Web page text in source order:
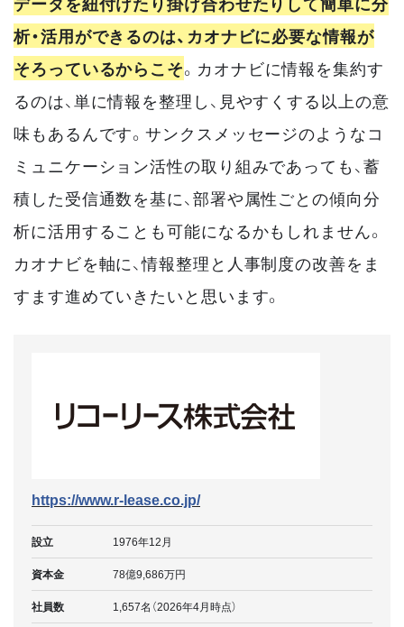
析・活用ができるのは、カオナビに必要な情報が
そろっているからこそ。カオナビに情報を集約す
るのは、単に情報を整理し、見やすくする以上の意
味もあるんです。サンクスメッセージのようなコ
ミュニケーション活性の取り組みであっても、蓄
積した受信通数を基に、部署や属性ごとの傾向分
析に活用することも可能になるかもしれません。
カオナビを軸に、情報整理と人事制度の改善をま
すます進めていきたいと思います。
https://www.r-lease.co.jp/
設立
1976年12月
資本金
78億9,686万円
社員数
1,657名（2026年4月時点）